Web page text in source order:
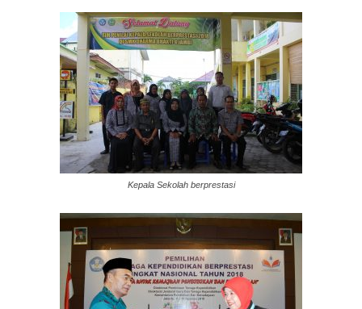
Kepala Sekolah berprestasi